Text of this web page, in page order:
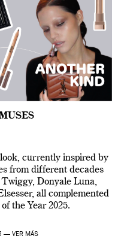
look, currently inspired by
from different decades
Donyale Luna,
all complemented
the Year 2025.
— VER MÁS